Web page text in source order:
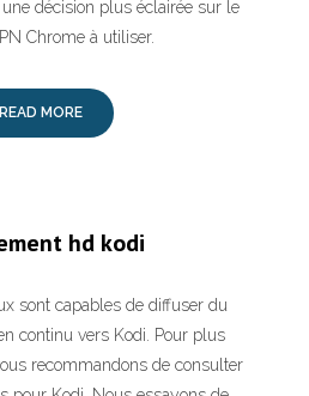
décision plus éclairée sur le
Chrome à utiliser.
READ MORE
hd kodi
sont capables de diffuser du
continu vers Kodi. Pour plus
recommandons de consulter